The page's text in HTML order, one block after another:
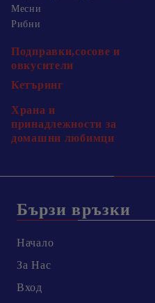
Месни
Рибни
Подправки,сосове и
овкусители
Кетъринг
Храна и
принадлежности за
домашни любимци
Бързи връзки
Начало
За Нас
Вход